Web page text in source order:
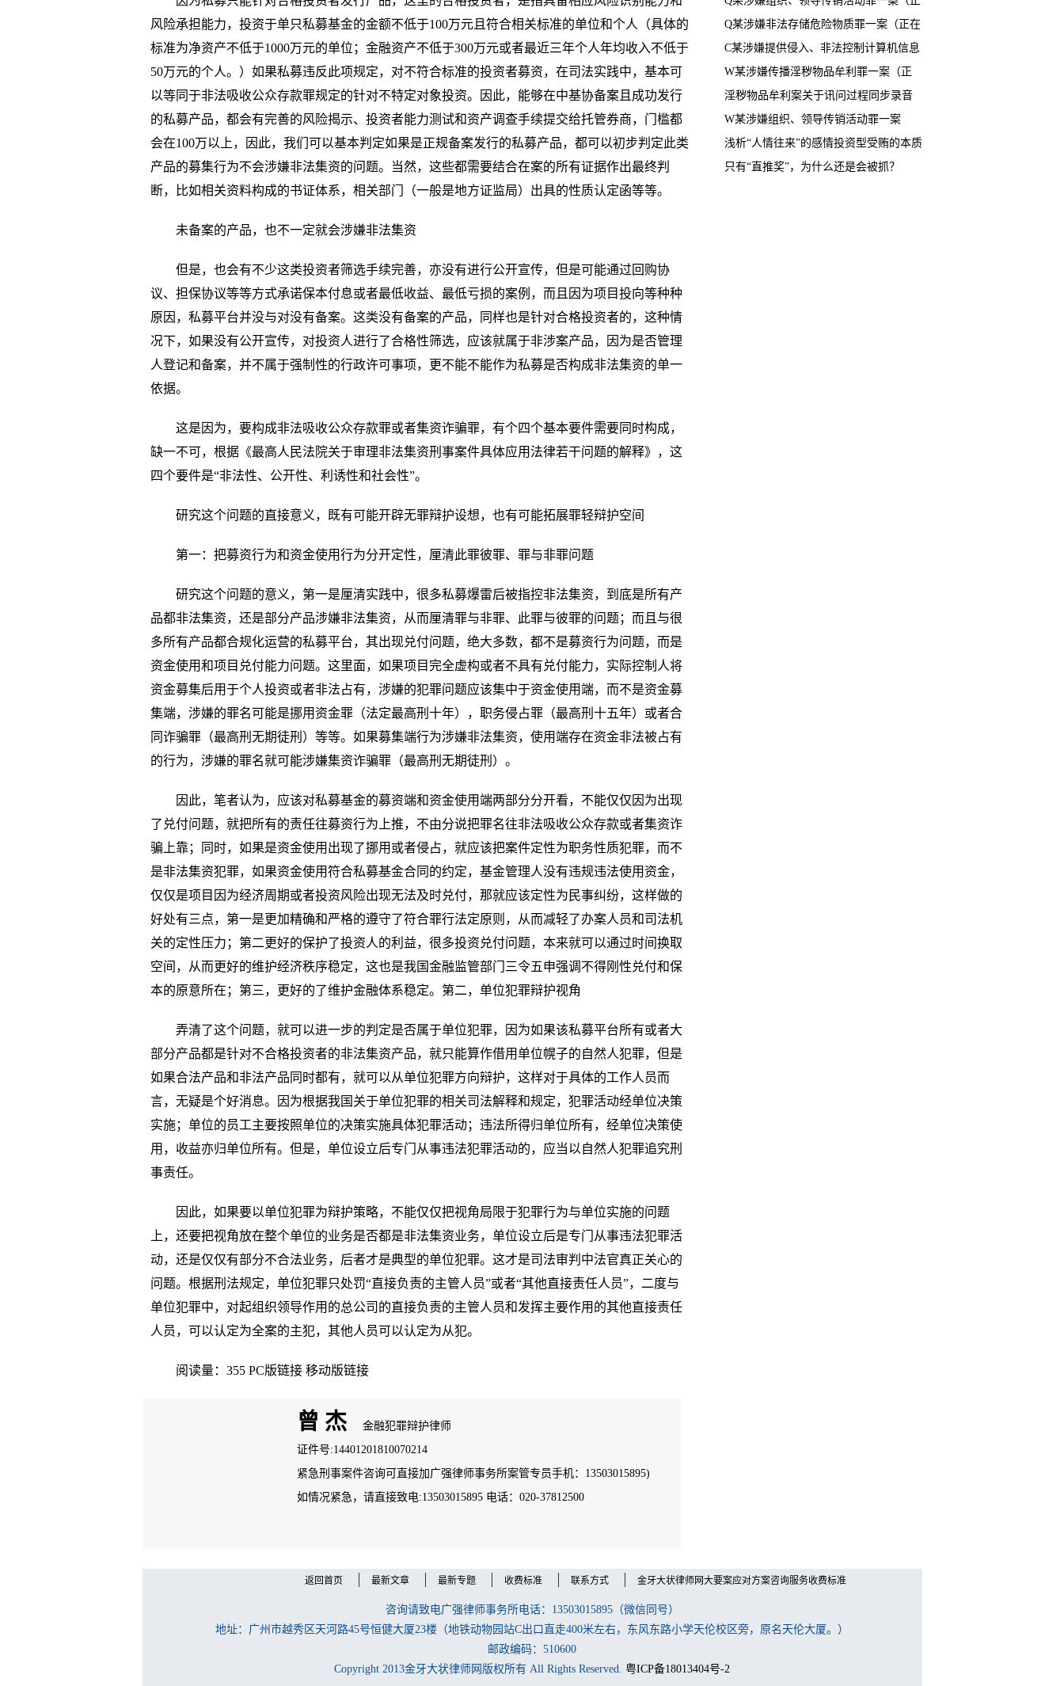
风险承担能力，投资于单只私募基金的金额不低于100万元且符合相关标准的单位和个人（具体的
标准为净资产不低于1000万元的单位；金融资产不低于300万元或者最近三年个人年均收入不低于
50万元的个人。）如果私募违反此项规定，对不符合标准的投资者募资，在司法实践中，基本可
以等同于非法吸收公众存款罪规定的针对不特定对象投资。因此，能够在中基协备案且成功发行
的私募产品，都会有完善的风险揭示、投资者能力测试和资产调查手续提交给托管券商，门槛都
会在100万以上，因此，我们可以基本判定如果是正规备案发行的私募产品，都可以初步判定此类
产品的募集行为不会涉嫌非法集资的问题。当然，这些都需要结合在案的所有证据作出最终判
断，比如相关资料构成的书证体系，相关部门（一般是地方证监局）出具的性质认定函等等。
未备案的产品，也不一定就会涉嫌非法集资
但是，也会有不少这类投资者筛选手续完善，亦没有进行公开宣传，但是可能通过回购协
议、担保协议等等方式承诺保本付息或者最低收益、最低亏损的案例，而且因为项目投向等种种
原因，私募平台并没与对没有备案。这类没有备案的产品，同样也是针对合格投资者的，这种情
况下，如果没有公开宣传，对投资人进行了合格性筛选，应该就属于非涉案产品，因为是否管理
人登记和备案，并不属于强制性的行政许可事项，更不能不能作为私募是否构成非法集资的单一
依据。
这是因为，要构成非法吸收公众存款罪或者集资诈骗罪，有个四个基本要件需要同时构成，
缺一不可，根据《最高人民法院关于审理非法集资刑事案件具体应用法律若干问题的解释》，这
四个要件是“非法性、公开性、利诱性和社会性”。
研究这个问题的直接意义，既有可能开辟无罪辩护设想，也有可能拓展罪轻辩护空间
第一：把募资行为和资金使用行为分开定性，厘清此罪彼罪、罪与非罪问题
研究这个问题的意义，第一是厘清实践中，很多私募爆雷后被指控非法集资，到底是所有产
品都非法集资，还是部分产品涉嫌非法集资，从而厘清罪与非罪、此罪与彼罪的问题；而且与很
多所有产品都合规化运营的私募平台，其出现兑付问题，绝大多数，都不是募资行为问题，而是
资金使用和项目兑付能力问题。这里面，如果项目完全虚构或者不具有兑付能力，实际控制人将
资金募集后用于个人投资或者非法占有，涉嫌的犯罪问题应该集中于资金使用端，而不是资金募
集端，涉嫌的罪名可能是挪用资金罪（法定最高刑十年），职务侵占罪（最高刑十五年）或者合
同诈骗罪（最高刑无期徒刑）等等。如果募集端行为涉嫌非法集资，使用端存在资金非法被占有
的行为，涉嫌的罪名就可能涉嫌集资诈骗罪（最高刑无期徒刑）。
因此，笔者认为，应该对私募基金的募资端和资金使用端两部分分开看，不能仅仅因为出现
了兑付问题，就把所有的责任往募资行为上推，不由分说把罪名往非法吸收公众存款或者集资诈
骗上靠；同时，如果是资金使用出现了挪用或者侵占，就应该把案件定性为职务性质犯罪，而不
是非法集资犯罪，如果资金使用符合私募基金合同的约定，基金管理人没有违规违法使用资金，
仅仅是项目因为经济周期或者投资风险出现无法及时兑付，那就应该定性为民事纠纷，这样做的
好处有三点，第一是更加精确和严格的遵守了符合罪行法定原则，从而减轻了办案人员和司法机
关的定性压力；第二更好的保护了投资人的利益，很多投资兑付问题，本来就可以通过时间换取
空间，从而更好的维护经济秩序稳定，这也是我国金融监管部门三令五申强调不得刚性兑付和保
本的原意所在；第三，更好的了维护金融体系稳定。第二，单位犯罪辩护视角
弄清了这个问题，就可以进一步的判定是否属于单位犯罪，因为如果该私募平台所有或者大
部分产品都是针对不合格投资者的非法集资产品，就只能算作借用单位幌子的自然人犯罪，但是
如果合法产品和非法产品同时都有，就可以从单位犯罪方向辩护，这样对于具体的工作人员而
言，无疑是个好消息。因为根据我国关于单位犯罪的相关司法解释和规定，犯罪活动经单位决策
实施；单位的员工主要按照单位的决策实施具体犯罪活动；违法所得归单位所有，经单位决策使
用，收益亦归单位所有。但是，单位设立后专门从事违法犯罪活动的，应当以自然人犯罪追究刑
事责任。
因此，如果要以单位犯罪为辩护策略，不能仅仅把视角局限于犯罪行为与单位实施的问题
上，还要把视角放在整个单位的业务是否都是非法集资业务，单位设立后是专门从事违法犯罪活
动，还是仅仅有部分不合法业务，后者才是典型的单位犯罪。这才是司法审判中法官真正关心的
问题。根据刑法规定，单位犯罪只处罚“直接负责的主管人员”或者“其他直接责任人员”，二度与
单位犯罪中，对起组织领导作用的总公司的直接负责的主管人员和发挥主要作用的其他直接责任
人员，可以认定为全案的主犯，其他人员可以认定为从犯。
阅读量：355 PC版链接 移动版链接
曾 杰
金融犯罪辩护律师
证件号:14401201810070214
紧急刑事案件咨询可直接加广强律师事务所案管专员手机：13503015895)
如情况紧急，请直接致电:13503015895 电话：020-37812500
在办理中）
Q某涉嫌非法存储危险物质罪一案（正在
办理中）
C某涉嫌提供侵入、非法控制计算机信息
系统程序、工具罪一案（正在办理中）
W某涉嫌传播淫秽物品牟利罪一案（正
在办理中）
淫秽物品牟利案关于讯问过程同步录音
录像相关问答
W某涉嫌组织、领导传销活动罪一案
（正在办理中）
浅析“人情往来”的感情投资型受贿的本质
与入罪逻辑
只有“直推奖”，为什么还是会被抓？
返回首页 最新文章 最新专题 收费标准 联系方式 金牙大状律师网大要案应对方案咨询服务收费标准
咨询请致电广强律师事务所电话：13503015895（微信同号）
地址：广州市越秀区天河路45号恒健大厦23楼（地铁动物园站C出口直走400米左右，东风东路小学天伦校区旁，原名天伦大厦。）
邮政编码：510600
Copyright 2013金牙大状律师网版权所有 All Rights Reserved. 粤ICP备18013404号-2